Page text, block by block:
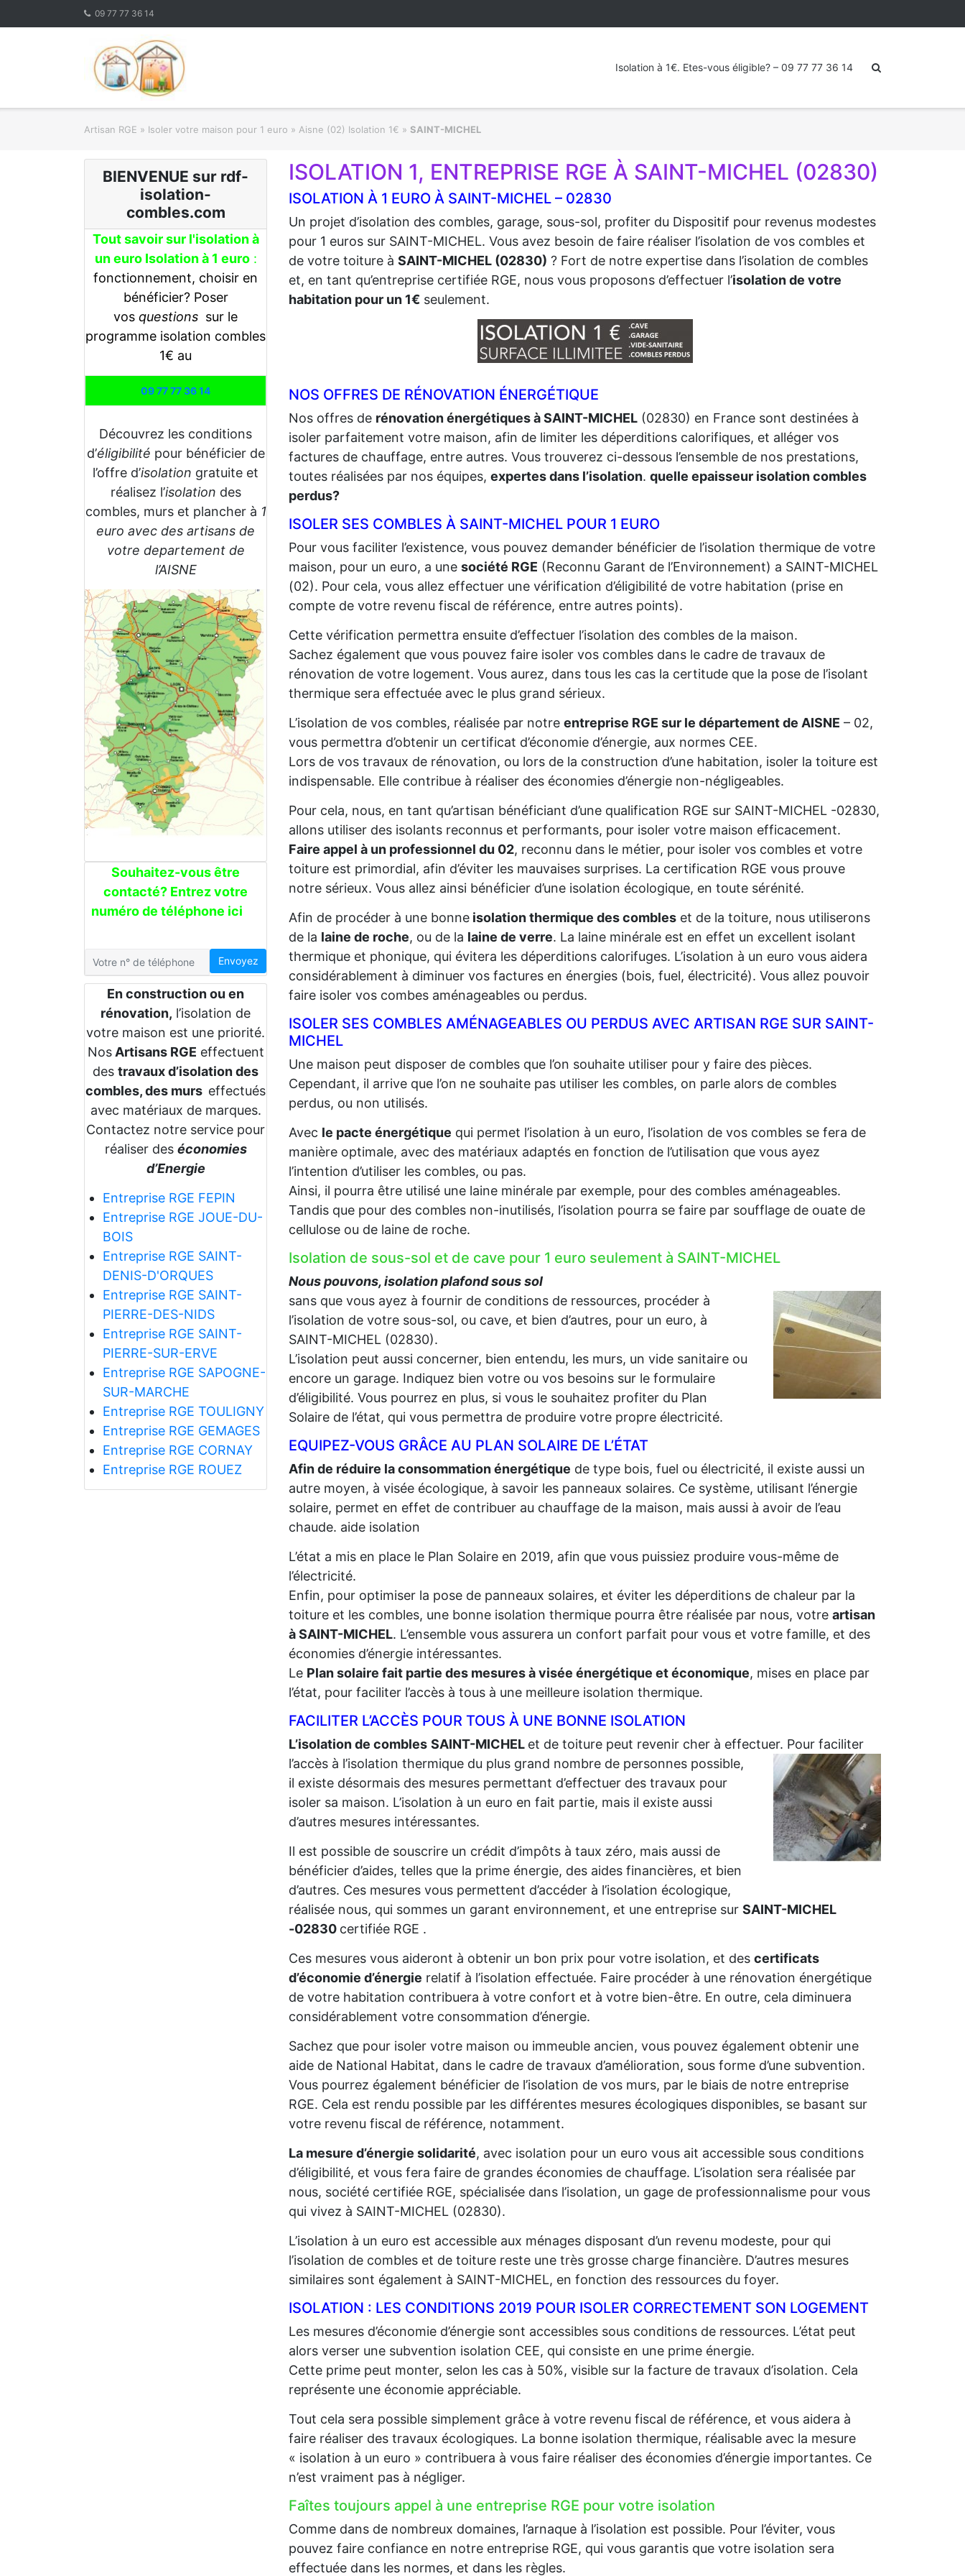
09 77 77 36 14
Isolation à 1€. Etes-vous éligible? – 09 77 77 36 14
Artisan RGE » Isoler votre maison pour 1 euro » Aisne (02) Isolation 1€ » SAINT-MICHEL
BIENVENUE sur rdf-
isolation-
combles.com
Tout savoir sur l'isolation à
un euro Isolation à 1 euro:
fonctionnement, choisir en
bénéficier? Poser
vos questions sur le
programme isolation combles
1€ au
09 77 77 36 14
Découvrez les conditions
d’éligibilité pour bénéficier de
l’offre d’isolation gratuite et
réalisez l’isolation des
combles, murs et plancher à 1
euro avec des artisans de
votre departement de
l’AISNE
Souhaitez-vous être
contacté? Entrez votre
numéro de téléphone ici
Envoyez
En construction ou en
rénovation, l’isolation de
votre maison est une priorité.
NosArtisans RGE effectuent
des travaux d’isolation des
combles, des murs effectués
avec matériaux de marques.
Contactez notre service pour
réaliser des économies
d’Energie
Entreprise RGE FEPIN
Entreprise RGE JOUE-DU-
BOIS
Entreprise RGE SAINT-
DENIS-D'ORQUES
Entreprise RGE SAINT-
PIERRE-DES-NIDS
Entreprise RGE SAINT-
PIERRE-SUR-ERVE
Entreprise RGE SAPOGNE-
SUR-MARCHE
Entreprise RGE TOULIGNY
Entreprise RGE GEMAGES
Entreprise RGE CORNAY
Entreprise RGE ROUEZ
ISOLATION 1, ENTREPRISE RGE À SAINT-MICHEL (02830)
ISOLATION À 1 EURO À SAINT-MICHEL – 02830
Un projet d’isolation des combles, garage, sous-sol, profiter du Dispositif pour revenus modestes
pour 1 euros sur SAINT-MICHEL. Vous avez besoin de faire réaliser l’isolation de vos combles et
de votre toiture à SAINT-MICHEL (02830) ? Fort de notre expertise dans l’isolation de combles
et, en tant qu’entreprise certifiée RGE, nous vous proposons d’effectuer l’isolation de votre
habitation pour un 1€ seulement.
NOS OFFRES DE RÉNOVATION ÉNERGÉTIQUE
Nos offres de rénovation énergétiques à SAINT-MICHEL (02830) en France sont destinées à
isoler parfaitement votre maison, afin de limiter les déperditions calorifiques, et alléger vos
factures de chauffage, entre autres. Vous trouverez ci-dessous l’ensemble de nos prestations,
toutes réalisées par nos équipes, expertes dans l’isolation. quelle epaisseur isolation combles
perdus?
ISOLER SES COMBLES À SAINT-MICHEL POUR 1 EURO
Pour vous faciliter l’existence, vous pouvez demander bénéficier de l’isolation thermique de votre
maison, pour un euro, a une société RGE (Reconnu Garant de l’Environnement) a SAINT-MICHEL
(02). Pour cela, vous allez effectuer une vérification d’éligibilité de votre habitation (prise en
compte de votre revenu fiscal de référence, entre autres points).
Cette vérification permettra ensuite d’effectuer l’isolation des combles de la maison.
Sachez également que vous pouvez faire isoler vos combles dans le cadre de travaux de
rénovation de votre logement. Vous aurez, dans tous les cas la certitude que la pose de l’isolant
thermique sera effectuée avec le plus grand sérieux.
L’isolation de vos combles, réalisée par notre entreprise RGE sur le département de AISNE – 02,
vous permettra d’obtenir un certificat d’économie d’énergie, aux normes CEE.
Lors de vos travaux de rénovation, ou lors de la construction d’une habitation, isoler la toiture est
indispensable. Elle contribue à réaliser des économies d’énergie non-négligeables.
Pour cela, nous, en tant qu’artisan bénéficiant d’une qualification RGE sur SAINT-MICHEL -02830,
allons utiliser des isolants reconnus et performants, pour isoler votre maison efficacement.
Faire appel à un professionnel du 02, reconnu dans le métier, pour isoler vos combles et votre
toiture est primordial, afin d’éviter les mauvaises surprises. La certification RGE vous prouve
notre sérieux. Vous allez ainsi bénéficier d’une isolation écologique, en toute sérénité.
Afin de procéder à une bonne isolation thermique des combles et de la toiture, nous utiliserons
de la laine de roche, ou de la laine de verre. La laine minérale est en effet un excellent isolant
thermique et phonique, qui évitera les déperditions calorifuges. L’isolation à un euro vous aidera
considérablement à diminuer vos factures en énergies (bois, fuel, électricité). Vous allez pouvoir
faire isoler vos combes aménageables ou perdus.
ISOLER SES COMBLES AMÉNAGEABLES OU PERDUS AVEC ARTISAN RGE SUR SAINT-
MICHEL
Une maison peut disposer de combles que l’on souhaite utiliser pour y faire des pièces.
Cependant, il arrive que l’on ne souhaite pas utiliser les combles, on parle alors de combles
perdus, ou non utilisés.
Avec le pacte énergétique qui permet l’isolation à un euro, l’isolation de vos combles se fera de
manière optimale, avec des matériaux adaptés en fonction de l’utilisation que vous ayez
l’intention d’utiliser les combles, ou pas.
Ainsi, il pourra être utilisé une laine minérale par exemple, pour des combles aménageables.
Tandis que pour des combles non-inutilisés, l’isolation pourra se faire par soufflage de ouate de
cellulose ou de laine de roche.
Isolation de sous-sol et de cave pour 1 euro seulement à SAINT-MICHEL
Nous pouvons, isolation plafond sous sol
sans que vous ayez à fournir de conditions de ressources, procéder à
l’isolation de votre sous-sol, ou cave, et bien d’autres, pour un euro, à
SAINT-MICHEL (02830).
L’isolation peut aussi concerner, bien entendu, les murs, un vide sanitaire ou
encore un garage. Indiquez bien votre ou vos besoins sur le formulaire
d’éligibilité. Vous pourrez en plus, si vous le souhaitez profiter du Plan
Solaire de l’état, qui vous permettra de produire votre propre électricité.
EQUIPEZ-VOUS GRÂCE AU PLAN SOLAIRE DE L’ÉTAT
Afin de réduire la consommation énergétique de type bois, fuel ou électricité, il existe aussi un
autre moyen, à visée écologique, à savoir les panneaux solaires. Ce système, utilisant l’énergie
solaire, permet en effet de contribuer au chauffage de la maison, mais aussi à avoir de l’eau
chaude. aide isolation
L’état a mis en place le Plan Solaire en 2019, afin que vous puissiez produire vous-même de
l’électricité.
Enfin, pour optimiser la pose de panneaux solaires, et éviter les déperditions de chaleur par la
toiture et les combles, une bonne isolation thermique pourra être réalisée par nous, votre artisan
à SAINT-MICHEL. L’ensemble vous assurera un confort parfait pour vous et votre famille, et des
économies d’énergie intéressantes.
Le Plan solaire fait partie des mesures à visée énergétique et économique, mises en place par
l’état, pour faciliter l’accès à tous à une meilleure isolation thermique.
FACILITER L’ACCÈS POUR TOUS À UNE BONNE ISOLATION
L’isolation de combles SAINT-MICHEL et de toiture peut revenir cher à effectuer. Pour faciliter
l’accès à l’isolation thermique du plus grand nombre de personnes possible,
il existe désormais des mesures permettant d’effectuer des travaux pour
isoler sa maison. L’isolation à un euro en fait partie, mais il existe aussi
d’autres mesures intéressantes.
Il est possible de souscrire un crédit d’impôts à taux zéro, mais aussi de
bénéficier d’aides, telles que la prime énergie, des aides financières, et bien
d’autres. Ces mesures vous permettent d’accéder à l’isolation écologique,
réalisée nous, qui sommes un garant environnement, et une entreprise sur SAINT-MICHEL
-02830 certifiée RGE .
Ces mesures vous aideront à obtenir un bon prix pour votre isolation, et des certificats
d’économie d’énergie relatif à l’isolation effectuée. Faire procéder à une rénovation énergétique
de votre habitation contribuera à votre confort et à votre bien-être. En outre, cela diminuera
considérablement votre consommation d’énergie.
Sachez que pour isoler votre maison ou immeuble ancien, vous pouvez également obtenir une
aide de National Habitat, dans le cadre de travaux d’amélioration, sous forme d’une subvention.
Vous pourrez également bénéficier de l’isolation de vos murs, par le biais de notre entreprise
RGE. Cela est rendu possible par les différentes mesures écologiques disponibles, se basant sur
votre revenu fiscal de référence, notamment.
La mesure d’énergie solidarité, avec isolation pour un euro vous ait accessible sous conditions
d’éligibilité, et vous fera faire de grandes économies de chauffage. L’isolation sera réalisée par
nous, société certifiée RGE, spécialisée dans l’isolation, un gage de professionnalisme pour vous
qui vivez à SAINT-MICHEL (02830).
L’isolation à un euro est accessible aux ménages disposant d’un revenu modeste, pour qui
l’isolation de combles et de toiture reste une très grosse charge financière. D’autres mesures
similaires sont également à SAINT-MICHEL, en fonction des ressources du foyer.
ISOLATION : LES CONDITIONS 2019 POUR ISOLER CORRECTEMENT SON LOGEMENT
Les mesures d’économie d’énergie sont accessibles sous conditions de ressources. L’état peut
alors verser une subvention isolation CEE, qui consiste en une prime énergie.
Cette prime peut monter, selon les cas à 50%, visible sur la facture de travaux d’isolation. Cela
représente une économie appréciable.
Tout cela sera possible simplement grâce à votre revenu fiscal de référence, et vous aidera à
faire réaliser des travaux écologiques. La bonne isolation thermique, réalisable avec la mesure
« isolation à un euro » contribuera à vous faire réaliser des économies d’énergie importantes. Ce
n’est vraiment pas à négliger.
Faîtes toujours appel à une entreprise RGE pour votre isolation
Comme dans de nombreux domaines, l’arnaque à l’isolation est possible. Pour l’éviter, vous
pouvez faire confiance en notre entreprise RGE, qui vous garantis que votre isolation sera
effectuée dans les normes, et dans les règles.